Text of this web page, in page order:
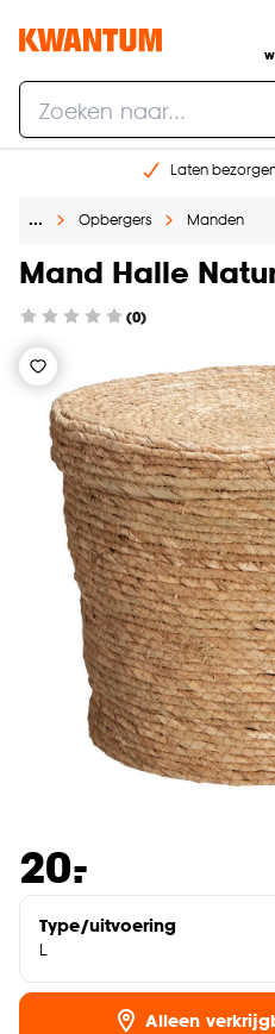
Laten
Gratis raam advies
… Opbergers Manden
Mand Halle
(0)
20.
-
Type/uitvoering
L
Alleen